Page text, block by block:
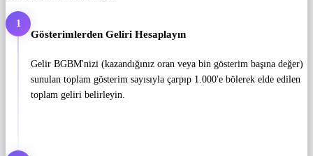
1
Gösterimlerden Geliri Hesaplayın
Gelir BGBM'nizi (kazandığınız oran veya bin gösterim başına değer)
sunulan toplam gösterim sayısıyla çarpıp 1.000'e bölerek elde edilen
toplam geliri belirleyin.